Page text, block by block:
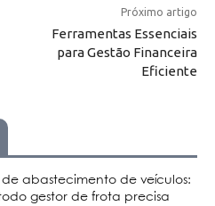
Próximo artigo
Ferramentas Essenciais
para Gestão Financeira
Eficiente
de abastecimento de veículos:
gestor de frota precisa